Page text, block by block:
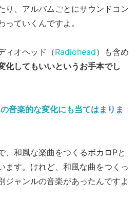
り、アルバムごとにサウンドコン
ていくんですよ。
ィオヘッド（Radiohead）も含め
化してもいいというお手本でし
音楽的な変化にも当てはまりま
、和風な楽曲をつくるボカロPと
ます。けれど、和風な曲をつくっ
ジャンルの音楽があったんですよ